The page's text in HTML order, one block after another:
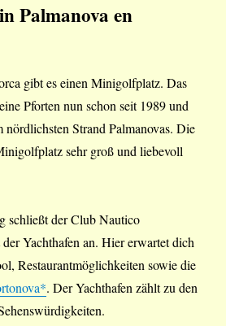
Palmanova en
gibt es einen Minigolfplatz. Das
Pforten nun schon seit 1989 und
nördlichsten Strand Palmanovas. Die
sehr groß und liebevoll
schließt der Club Nautico
Yachthafen an. Hier erwartet dich
Restaurantmöglichkeiten sowie die
. Der Yachthafen zählt zu den